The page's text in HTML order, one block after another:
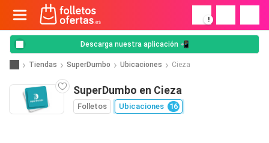
!
Descarga nuestra aplicación 📲
Tiendas SuperDumbo Ubicaciones Cieza
SuperDumbo en Cieza
Folletos Ubicaciones 16